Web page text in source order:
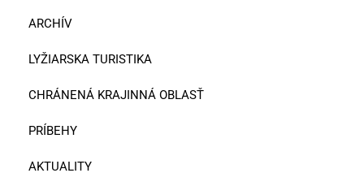
ARCHÍV
LYŽIARSKA TURISTIKA
CHRÁNENÁ KRAJINNÁ OBLASŤ
PRÍBEHY
AKTUALITY